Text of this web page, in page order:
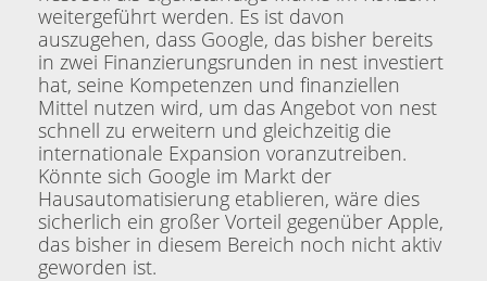
weitergeführt werden. Es ist davon
auszugehen, dass Google, das bisher bereits
in zwei Finanzierungsrunden in nest investiert
hat, seine Kompetenzen und finanziellen
Mittel nutzen wird, um das Angebot von nest
schnell zu erweitern und gleichzeitig die
internationale Expansion voranzutreiben.
Könnte sich Google im Markt der
Hausautomatisierung etablieren, wäre dies
sicherlich ein großer Vorteil gegenüber Apple,
das bisher in diesem Bereich noch nicht aktiv
geworden ist.